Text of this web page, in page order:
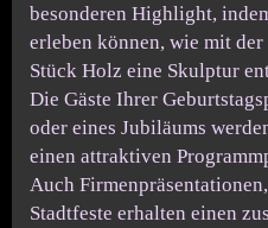
besonderen Highlight,
erleben können, wie mit der
Stück Holz eine Skulptur
Die Gäste Ihrer
oder eines Jubiläums
einen attraktiven
Auch
Stadtfeste erhalten einen